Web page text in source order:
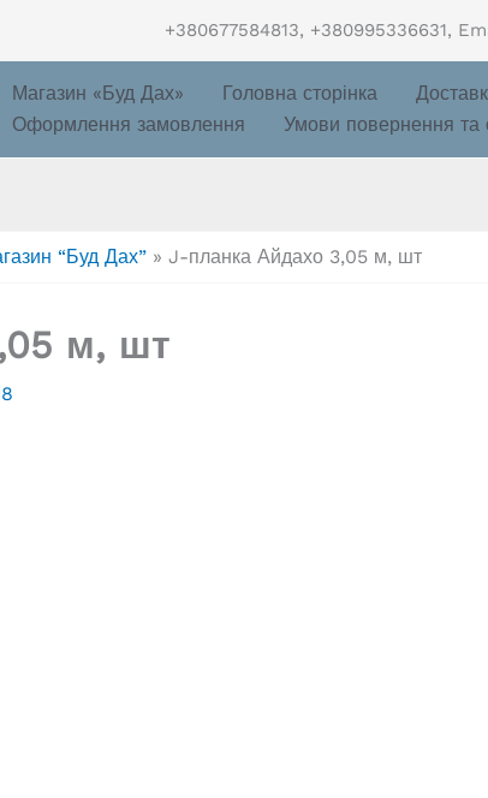
+380677584813, +380995336631,
Магазин «Буд Дах» Головна сторінка
Оформлення замовлення
Умови повернення та
“Буд Дах” » J-планка Айдахо 3,05 м, шт
м, шт